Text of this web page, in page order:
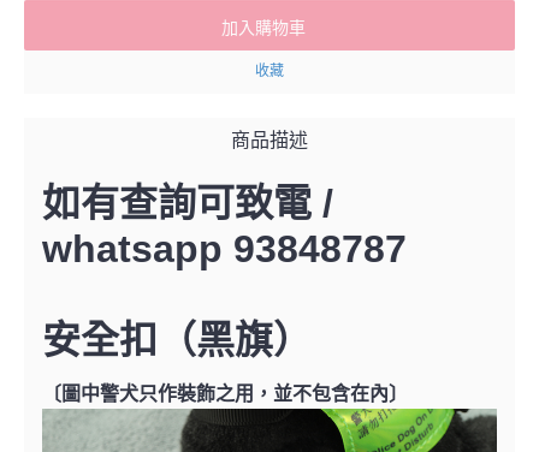
加入購物車
收藏
商品描述
如有查詢可致電 /
whatsapp 93848787
安全扣（黑旗）
〔圖中警犬只作裝飾之用，並不包含在內〕